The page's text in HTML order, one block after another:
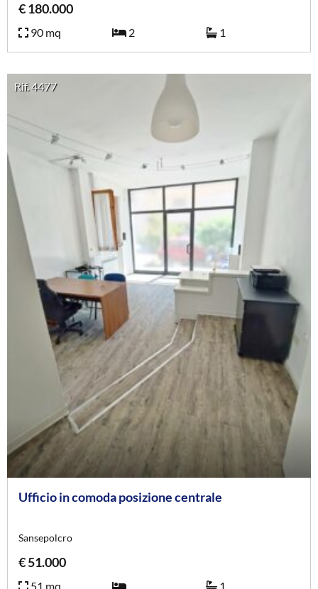
€ 180.000
90 mq 2 1
Rif. 4477
Ufficio in comoda posizione centrale
Sansepolcro
€ 51.000
51 mq 1